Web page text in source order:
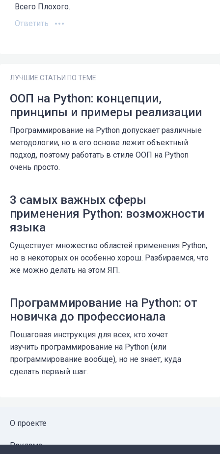
Всего Плохого.
Ответить
ЛУЧШИЕ СТАТЬИ ПО ТЕМЕ
ООП на Python: концепции,
принципы и примеры реализации
Программирование на Python допускает различные
методологии, но в его основе лежит объектный
подход, поэтому работать в стиле ООП на Python
очень просто.
3 самых важных сферы
применения Python: возможности
языка
Существует множество областей применения Python,
но в некоторых он особенно хорош. Разбираемся, что
же можно делать на этом ЯП.
Программирование на Python: от
новичка до профессионала
Пошаговая инструкция для всех, кто хочет
изучить программирование на Python (или
программирование вообще), но не знает, куда
сделать первый шаг.
О проекте
Реклама